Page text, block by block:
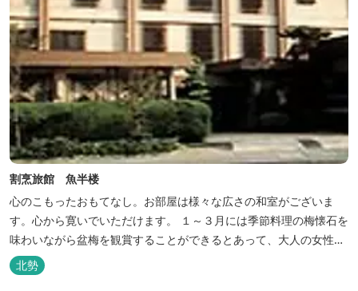
割烹旅館 魚半楼
心のこもったおもてなし。お部屋は様々な広さの和室がございま
す。心から寛いでいただけます。 １～３月には季節料理の梅懐石を
味わいながら盆梅を観賞することができるとあって、大人の女性に
も人気です。
北勢